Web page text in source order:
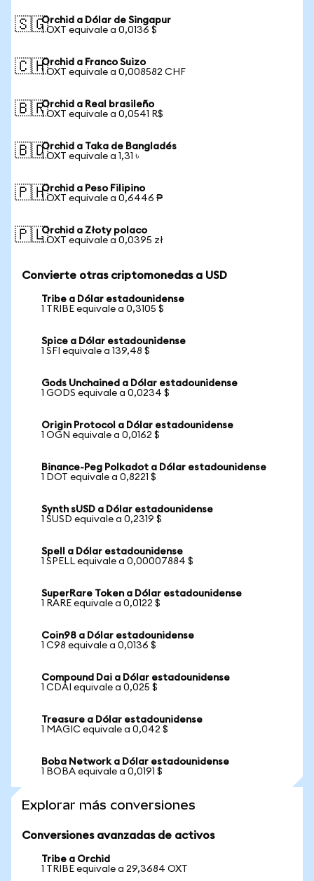
🇸🇬Orchid a Dólar de Singapur
1 OXT equivale a 0,0136 $
🇨🇭Orchid a Franco Suizo
1 OXT equivale a 0,008582 CHF
🇧🇷Orchid a Real brasileño
1 OXT equivale a 0,0541 R$
🇧🇩Orchid a Taka de Bangladés
1 OXT equivale a 1,31 ৳
🇵🇭Orchid a Peso Filipino
1 OXT equivale a 0,6446 ₱
🇵🇱Orchid a Złoty polaco
1 OXT equivale a 0,0395 zł
Convierte otras criptomonedas a USD
Tribe a Dólar estadounidense
1 TRIBE equivale a 0,3105 $
Spice a Dólar estadounidense
1 SFI equivale a 139,48 $
Gods Unchained a Dólar estadounidense
1 GODS equivale a 0,0234 $
Origin Protocol a Dólar estadounidense
1 OGN equivale a 0,0162 $
Binance-Peg Polkadot a Dólar estadounidense
1 DOT equivale a 0,8221 $
Synth sUSD a Dólar estadounidense
1 SUSD equivale a 0,2319 $
Spell a Dólar estadounidense
1 SPELL equivale a 0,00007884 $
SuperRare Token a Dólar estadounidense
1 RARE equivale a 0,0122 $
Coin98 a Dólar estadounidense
1 C98 equivale a 0,0136 $
Compound Dai a Dólar estadounidense
1 CDAI equivale a 0,025 $
Treasure a Dólar estadounidense
1 MAGIC equivale a 0,042 $
Boba Network a Dólar estadounidense
1 BOBA equivale a 0,0191 $
Explorar más conversiones
Conversiones avanzadas de activos
Tribe a Orchid
1 TRIBE equivale a 29,3684 OXT